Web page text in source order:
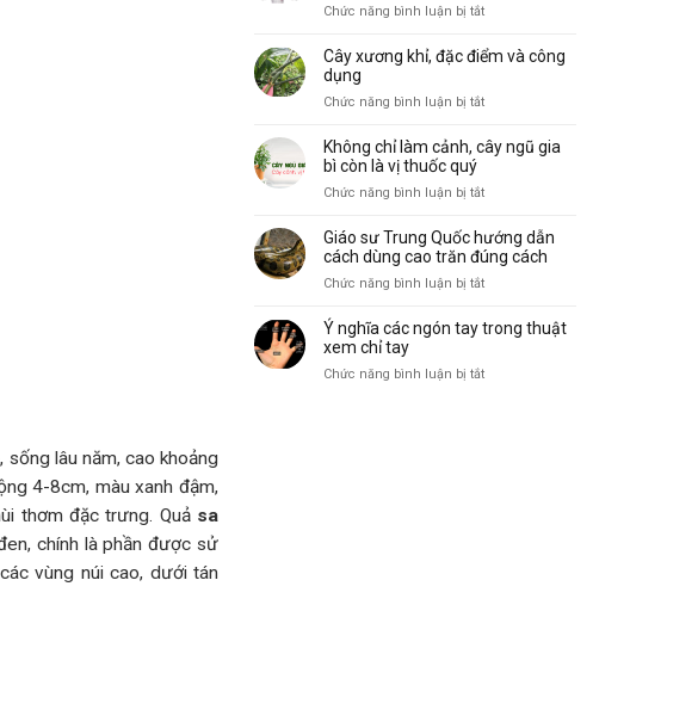
lâu năm, cao khoảng
4-8cm, màu xanh đậm,
thơm đặc trưng. Quả sa
chính là phần được sử
vùng núi cao, dưới tán
và
nghĩa
và
dụng
Chức năng bình luận bị tắtở
gò
và
nghĩa
nó
Cây xương khỉ, đặc điểm và công
dụng
Chức năng bình luận bị tắtở
xương
công
dụng
Không chỉ làm cảnh, cây ngũ gia
bì còn là vị thuốc quý
Chức năng bình luận bị tắtở
chỉ
làm
gia
còn
Giáo sư Trung Quốc hướng dẫn
cách dùng cao trăn đúng cách
Chức năng bình luận bị tắtở
sư
Ý nghĩa các ngón tay trong thuật
xem chỉ tay
Chức năng bình luận bị tắtở